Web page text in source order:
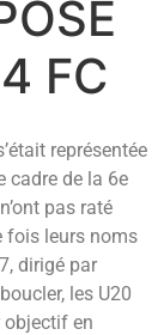
FC
représentée
cadre de la 6e
pas raté
fois leurs noms
dirigé par
les U20
objectif en